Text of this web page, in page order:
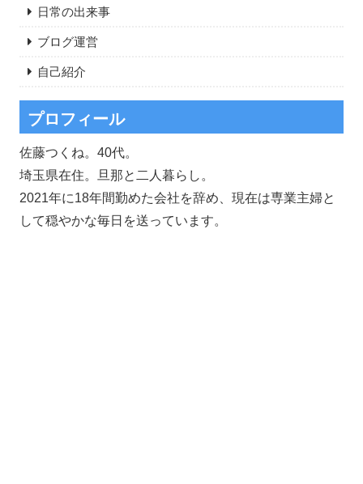
日常の出来事
ブログ運営
自己紹介
プロフィール
佐藤つくね。40代。
埼玉県在住。旦那と二人暮らし。
2021年に18年間勤めた会社を辞め、現在は専業主婦と
して穏やかな毎日を送っています。